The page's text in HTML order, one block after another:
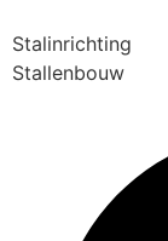
Stalinrichting
Stallenbouw